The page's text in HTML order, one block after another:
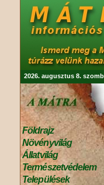
2026. augusztus 8.
Földrajz
Növényvilág
Állatvilág
Természetvédelem
Települések